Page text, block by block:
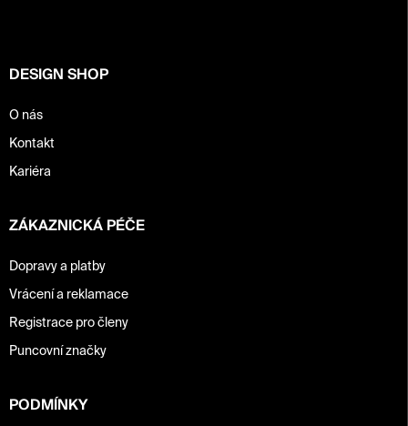
DESIGN SHOP
O nás
Kontakt
Kariéra
ZÁKAZNICKÁ PÉČE
Dopravy a platby
Vrácení a reklamace
Registrace pro členy
Puncovní značky
PODMÍNKY